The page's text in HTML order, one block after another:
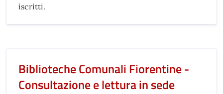
iscritti.
Biblioteche Comunali Fiorentine -
Consultazione e lettura in sede